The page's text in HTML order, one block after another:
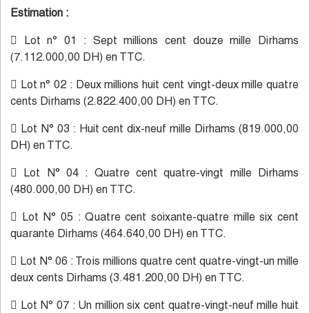
Estimation :
 Lot n° 01 : Sept millions cent douze mille Dirhams
(7.112.000,00 DH) en TTC.
 Lot n° 02 : Deux millions huit cent vingt-deux mille quatre
cents Dirhams (2.822.400,00 DH) en TTC.
 Lot N° 03 : Huit cent dix-neuf mille Dirhams (819.000,00
DH) en TTC.
 Lot N° 04 : Quatre cent quatre-vingt mille Dirhams
(480.000,00 DH) en TTC.
 Lot N° 05 : Quatre cent soixante-quatre mille six cent
quarante Dirhams (464.640,00 DH) en TTC.
 Lot N° 06 : Trois millions quatre cent quatre-vingt-un mille
deux cents Dirhams (3.481.200,00 DH) en TTC.
 Lot N° 07 : Un million six cent quatre-vingt-neuf mille huit